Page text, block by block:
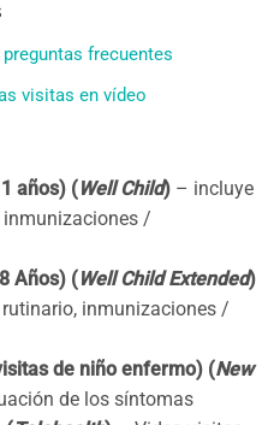
frecuentes
visitas en vídeo
años) (Well Child) – incluye
inmunizaciones /
Años) (Well Child Extended)
inmunizaciones /
de niño enfermo) (New
de los síntomas